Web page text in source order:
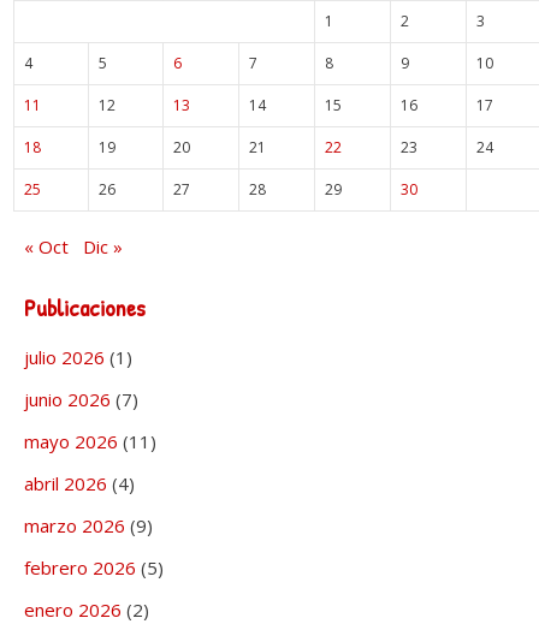
1 2 3
4 5 6 7 8 9 10
11 12 13 14 15 16 17
18 19 20 21 22 23 24
25 26 27 28 29 30
« Oct Dic »
Publicaciones
julio 2026 (1)
junio 2026 (7)
mayo 2026 (11)
abril 2026 (4)
marzo 2026 (9)
febrero 2026 (5)
enero 2026 (2)